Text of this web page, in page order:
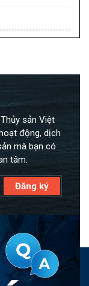
sản Việt
động, dịch
mà bạn có
tâm.